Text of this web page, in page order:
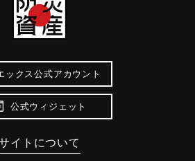
ックス公式アカウント
公式ウィジェット
イトについて